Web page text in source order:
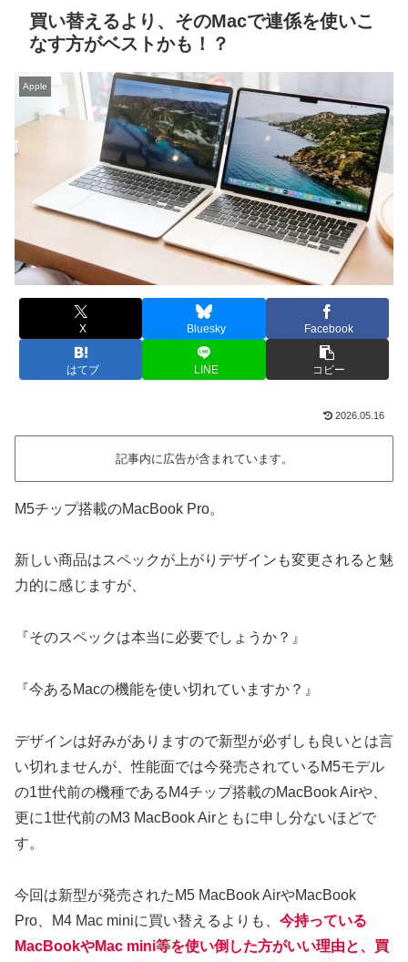
買い替えるより、そのMacで連係を使いこ
なす方がベストかも！？
Apple
X Bluesky Facebook
はてブ LINE コピー
2026.05.16
記事内に広告が含まれています。
M5チップ搭載のMacBook Pro。
新しい商品はスペックが上がりデザインも変更されると魅
力的に感じますが、
『そのスペックは本当に必要でしょうか？』
『今あるMacの機能を使い切れていますか？』
デザインは好みがありますので新型が必ずしも良いとは言
い切れませんが、性能面では今発売されているM5モデル
の1世代前の機種であるM4チップ搭載のMacBook Airや、
更に1世代前のM3 MacBook Airともに申し分ないほどで
す。
今回は新型が発売されたM5 MacBook AirやMacBook
Pro、M4 Mac miniに買い替えるよりも、 今持っている
MacBookやMac mini等を使い倒した方がいい理由と、買